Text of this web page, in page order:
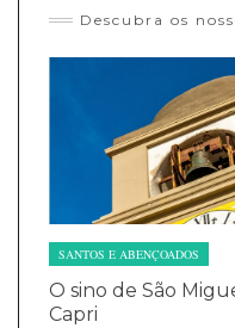
Descubra os
SANTOS E ABENÇOADOS
O sino de São
Capri